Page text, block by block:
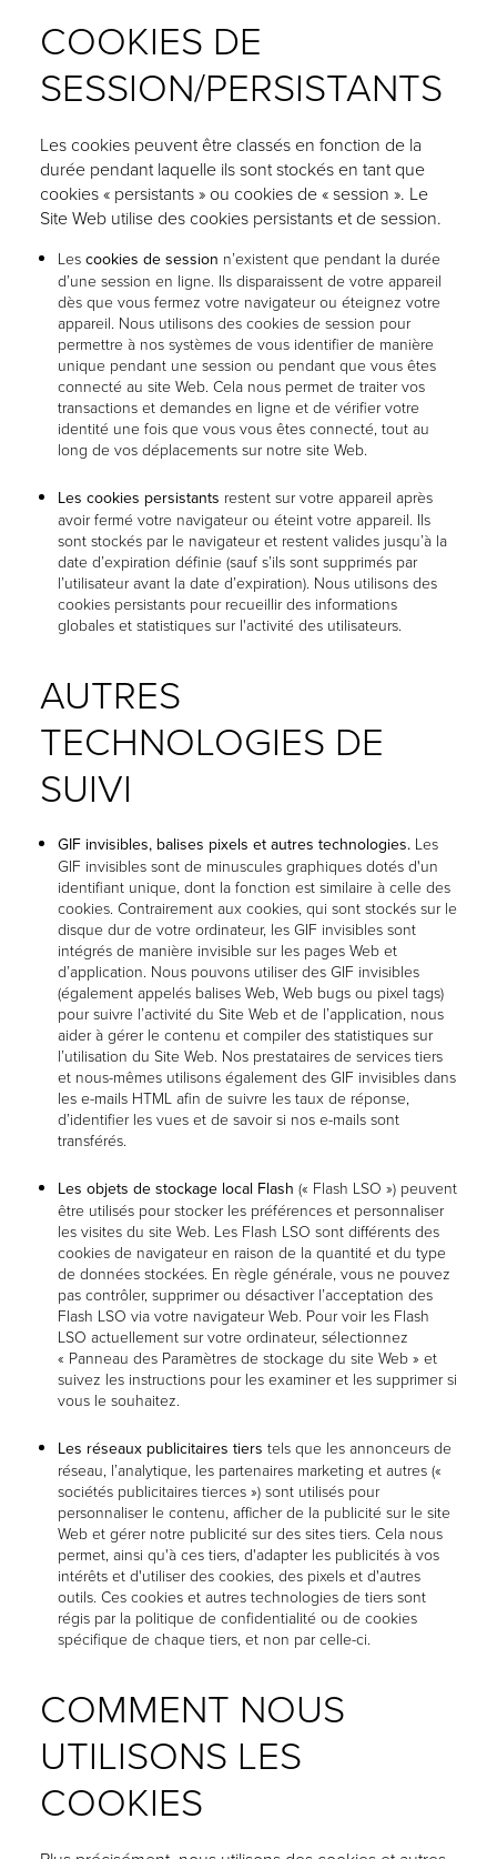
COOKIES DE
SESSION/PERSISTANTS
Les cookies peuvent être classés en fonction de la
durée pendant laquelle ils sont stockés en tant que
cookies « persistants » ou cookies de « session ». Le
Site Web utilise des cookies persistants et de session.
Les cookies de session n’existent que pendant la durée
d’une session en ligne. Ils disparaissent de votre appareil
dès que vous fermez votre navigateur ou éteignez votre
appareil. Nous utilisons des cookies de session pour
permettre à nos systèmes de vous identifier de manière
unique pendant une session ou pendant que vous êtes
connecté au site Web. Cela nous permet de traiter vos
transactions et demandes en ligne et de vérifier votre
identité une fois que vous vous êtes connecté, tout au
long de vos déplacements sur notre site Web.
Les cookies persistants restent sur votre appareil après
avoir fermé votre navigateur ou éteint votre appareil. Ils
sont stockés par le navigateur et restent valides jusqu’à la
date d’expiration définie (sauf s’ils sont supprimés par
l’utilisateur avant la date d’expiration). Nous utilisons des
cookies persistants pour recueillir des informations
globales et statistiques sur l'activité des utilisateurs.
AUTRES
TECHNOLOGIES DE
SUIVI
GIF invisibles, balises pixels et autres technologies. Les
GIF invisibles sont de minuscules graphiques dotés d'un
identifiant unique, dont la fonction est similaire à celle des
cookies. Contrairement aux cookies, qui sont stockés sur le
disque dur de votre ordinateur, les GIF invisibles sont
intégrés de manière invisible sur les pages Web et
d’application. Nous pouvons utiliser des GIF invisibles
(également appelés balises Web, Web bugs ou pixel tags)
pour suivre l’activité du Site Web et de l’application, nous
aider à gérer le contenu et compiler des statistiques sur
l’utilisation du Site Web. Nos prestataires de services tiers
et nous-mêmes utilisons également des GIF invisibles dans
les e-mails HTML afin de suivre les taux de réponse,
d’identifier les vues et de savoir si nos e-mails sont
transférés.
Les objets de stockage local Flash (« Flash LSO ») peuvent
être utilisés pour stocker les préférences et personnaliser
les visites du site Web. Les Flash LSO sont différents des
cookies de navigateur en raison de la quantité et du type
de données stockées. En règle générale, vous ne pouvez
pas contrôler, supprimer ou désactiver l’acceptation des
Flash LSO via votre navigateur Web. Pour voir les Flash
LSO actuellement sur votre ordinateur, sélectionnez
« Panneau des Paramètres de stockage du site Web » et
suivez les instructions pour les examiner et les supprimer si
vous le souhaitez.
Les réseaux publicitaires tiers tels que les annonceurs de
réseau, l’analytique, les partenaires marketing et autres («
sociétés publicitaires tierces ») sont utilisés pour
personnaliser le contenu, afficher de la publicité sur le site
Web et gérer notre publicité sur des sites tiers. Cela nous
permet, ainsi qu'à ces tiers, d'adapter les publicités à vos
intérêts et d'utiliser des cookies, des pixels et d'autres
outils. Ces cookies et autres technologies de tiers sont
régis par la politique de confidentialité ou de cookies
spécifique de chaque tiers, et non par celle-ci.
COMMENT NOUS
UTILISONS LES
COOKIES